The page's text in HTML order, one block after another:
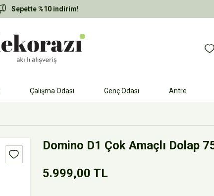
Sepette %10 indirim!
Çalışma Odası Genç Odası Antre
Domino D1 Çok Amaçlı Dolap
5.999,00 TL